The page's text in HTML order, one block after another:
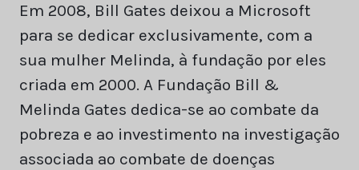
Em 2008, Bill Gates deixou a Microsoft
para se dedicar exclusivamente, com a
sua mulher Melinda, à fundação por eles
criada em 2000. A Fundação Bill &
Melinda Gates dedica-se ao combate da
pobreza e ao investimento na investigação
associada ao combate de doenças